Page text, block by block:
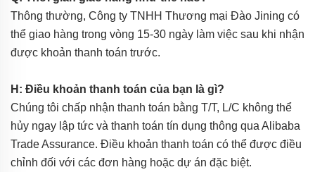
Thông thường, Công ty TNHH Thương mại Đào Jining có
thể giao hàng trong vòng 15-30 ngày làm việc sau khi nhận
được khoản thanh toán trước.
H: Điều khoản thanh toán của bạn là gì?
Chúng tôi chấp nhận thanh toán bằng T/T, L/C không thể
hủy ngay lập tức và thanh toán tín dụng thông qua Alibaba
Trade Assurance. Điều khoản thanh toán có thể được điều
chỉnh đối với các đơn hàng hoặc dự án đặc biệt.